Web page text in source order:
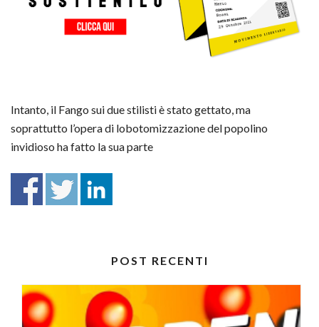
Intanto, il Fango sui due stilisti è stato gettato, ma
soprattutto l’opera di lobotomizzazione del popolino
invidioso ha fatto la sua parte
POST RECENTI